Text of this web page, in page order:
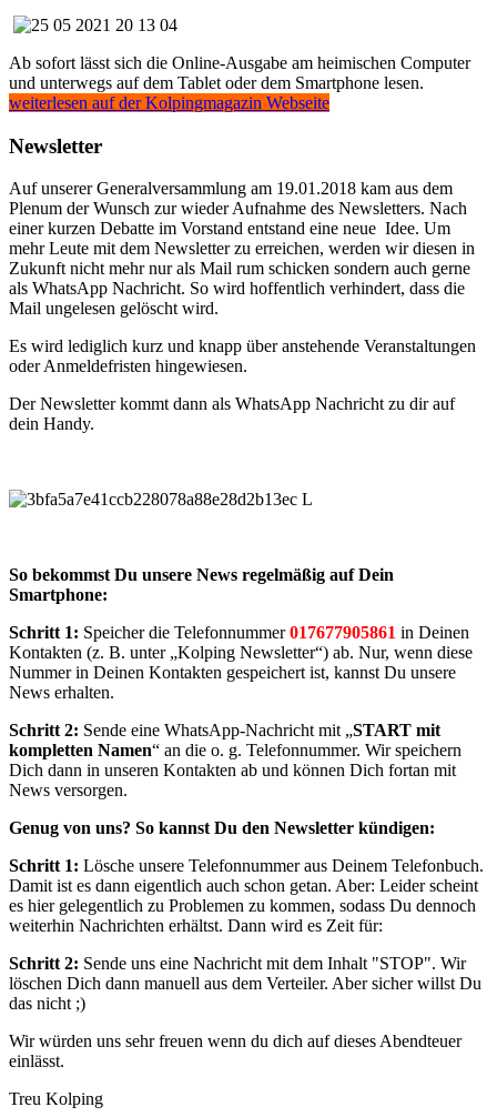
Ab sofort lässt sich die Online-Ausgabe am heimischen Computer
und unterwegs auf dem Tablet oder dem Smartphone lesen.
weiterlesen auf der Kolpingmagazin Webseite
Newsletter
Auf unserer Generalversammlung am 19.01.2018 kam aus dem
Plenum der Wunsch zur wieder Aufnahme des Newsletters. Nach
einer kurzen Debatte im Vorstand entstand eine neue Idee. Um
mehr Leute mit dem Newsletter zu erreichen, werden wir diesen in
Zukunft nicht mehr nur als Mail rum schicken sondern auch gerne
als WhatsApp Nachricht. So wird hoffentlich verhindert, dass die
Mail ungelesen gelöscht wird.
Es wird lediglich kurz und knapp über anstehende Veranstaltungen
oder Anmeldefristen hingewiesen.
Der Newsletter kommt dann als WhatsApp Nachricht zu dir auf
dein Handy.
So bekommst Du unsere News regelmäßig auf Dein
Smartphone:
Schritt 1: Speicher die Telefonnummer017677905861 in Deinen
Kontakten (z. B. unter „Kolping Newsletter“) ab. Nur, wenn diese
Nummer in Deinen Kontakten gespeichert ist, kannst Du unsere
News erhalten.
Schritt 2: Sende eine WhatsApp-Nachricht mit „START mit
kompletten Namen“ an die o. g. Telefonnummer. Wir speichern
Dich dann in unseren Kontakten ab und können Dich fortan mit
News versorgen.
Genug von uns? So kannst Du den Newsletter kündigen:
Schritt 1: Lösche unsere Telefonnummer aus Deinem Telefonbuch.
Damit ist es dann eigentlich auch schon getan. Aber: Leider scheint
es hier gelegentlich zu Problemen zu kommen, sodass Du dennoch
weiterhin Nachrichten erhältst. Dann wird es Zeit für:
Schritt 2: Sende uns eine Nachricht mit dem Inhalt "STOP". Wir
löschen Dich dann manuell aus dem Verteiler. Aber sicher willst Du
das nicht ;)
Wir würden uns sehr freuen wenn du dich auf dieses Abendteuer
einlässt.
Treu Kolping